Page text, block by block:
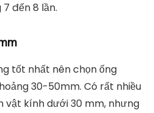
đến 8 lần.
tốt nhất nên chọn ống
30-50mm. Có rất nhiều
vật kính dưới 30 mm, nhưng